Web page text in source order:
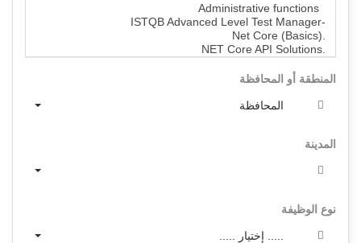
المنطقة أو المحافظة
المحافظة
المدينة
نوع الوظيفة
..... إختيار .....